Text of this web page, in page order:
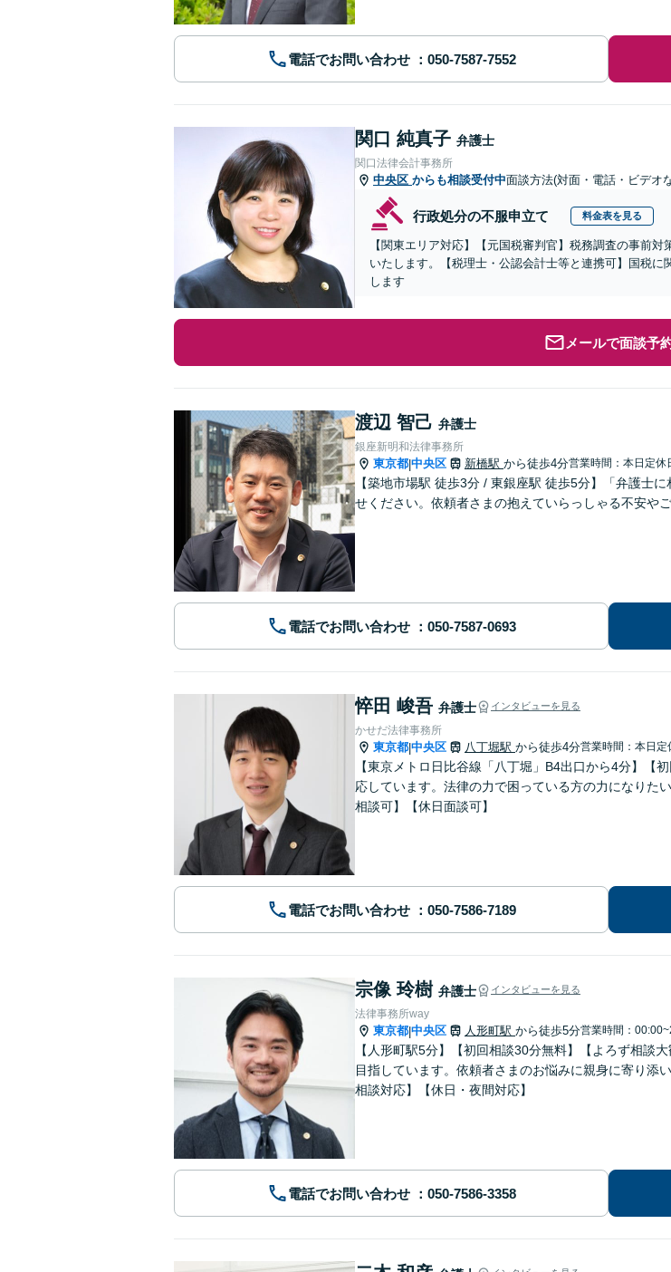
電話でお問い合わせ
関口 純真子 弁護士
関口法律会計事務所
中央区 からも相談受付中面談方法(対面・電話・ビデオ
行政処分の不服申立て 料金表を見る
【関東エリア対応】【元国税審判官】税務調査の事前
いたします。【税理士・公認会計士等と連携可】国税
します
メールで面談予
渡辺 智己 弁護士
銀座新明和法律事務所
東京都|中央区 新橋駅 から徒歩4分営業時間：本日定休
【築地市場駅 徒歩3分 / 東銀座駅 徒歩5分】「弁護士
せください。依頼者さまの抱えていらっしゃる不安や
電話でお問い合わせ
悴田 峻吾 弁護士 インタビューを見る
かせだ法律事務所
東京都|中央区 八丁堀駅 から徒歩4分営業時間：本日定
【東京メトロ日比谷線「八丁堀」B4出口から4分】【
応しています。法律の力で困っている方の力になりた
相談可】【休日面談可】
電話でお問い合わせ
宗像 玲樹 弁護士 インタビューを見る
法律事務所way
東京都|中央区 人形町駅 から徒歩5分営業時間：
【人形町駅5分】【初回相談30分無料】【よろず相談
目指しています。依頼者さまのお悩みに親身に寄り添
相談対応】【休日・夜間対応】
電話でお問い合わせ